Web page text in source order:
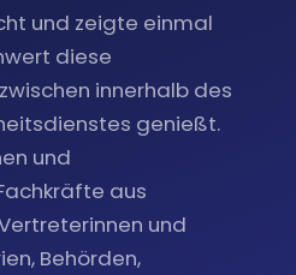
und zeigte einmal
diese
innerhalb des
genießt.
und
aus
und
Behörden,